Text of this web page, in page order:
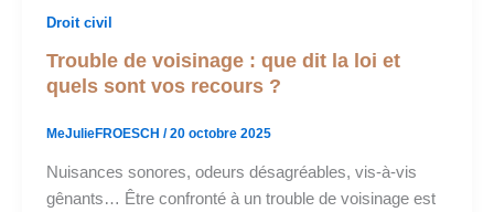
Droit civil
Trouble de voisinage : que dit la loi et
quels sont vos recours ?
MeJulieFROESCH /20 octobre 2025
Nuisances sonores, odeurs désagréables, vis-à-vis
gênants… Être confronté à un trouble de voisinage est